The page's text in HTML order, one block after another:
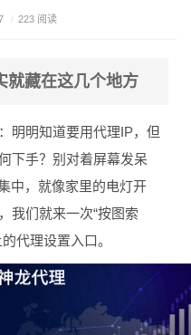
/ 223 阅读
就藏在这几个地方
明明知道要用代理IP，但
下手？别对着屏幕发呆
中，就像家里的电灯开
我们就来一次“按图索
代理设置入口。